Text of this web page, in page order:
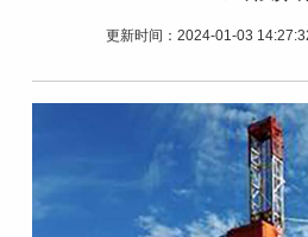
更新时间：2024-01-03